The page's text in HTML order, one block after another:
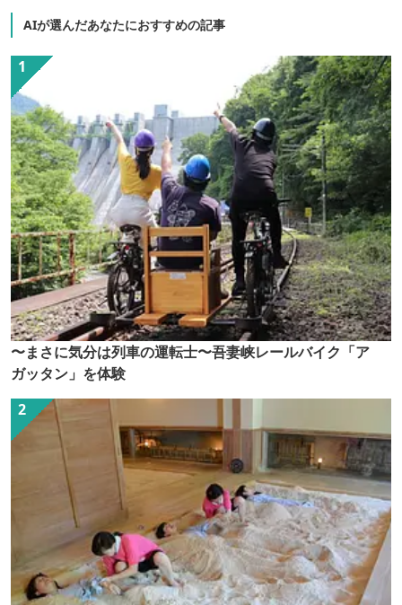
AIが選んだあなたにおすすめの記事
〜まさに気分は列車の運転士〜吾妻峡レールバイク「ア
ガッタン」を体験